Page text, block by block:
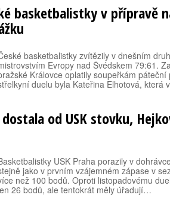
basketbalistky v přípravě
basketbalistky zvítězily v dnešním
Evropy nad Švédskem 79:61.
Královce oplatily soupeřkám
duelu byla Kateřina Elhotová, která
od USK stovku,
USK Praha porazily v
jako v prvním vzájemném zápase v
než 100 bodů. Oproti listopadovému
26 bodů, ale tentokrát měly úřadují…